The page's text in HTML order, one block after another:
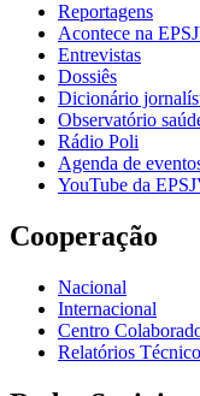
Reportagens
Acontece na
Entrevistas
Dossiês
Dicionário
Observatório
Rádio Poli
Agenda de
YouTube da
Cooperação
Nacional
Internacional
Centro
Relatórios